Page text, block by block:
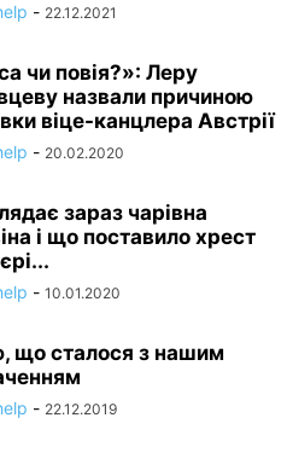
- 22.12.2021
чи повія?»: Леру
назвали причиною
віце-канцлера Австрії
- 20.02.2020
зараз чарівна
і що поставило хрест
- 10.01.2020
що сталося з нашим
- 22.12.2019